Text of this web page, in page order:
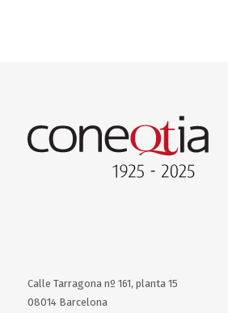
Calle Tarragona nº 161, planta 15
08014 Barcelona